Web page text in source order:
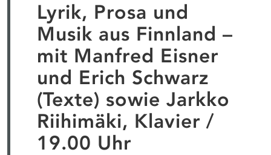
Lyrik, Prosa und
Musik aus Finnland –
mit Manfred Eisner
und Erich Schwarz
(Texte) sowie Jarkko
Riihimäki, Klavier /
19.00 Uhr